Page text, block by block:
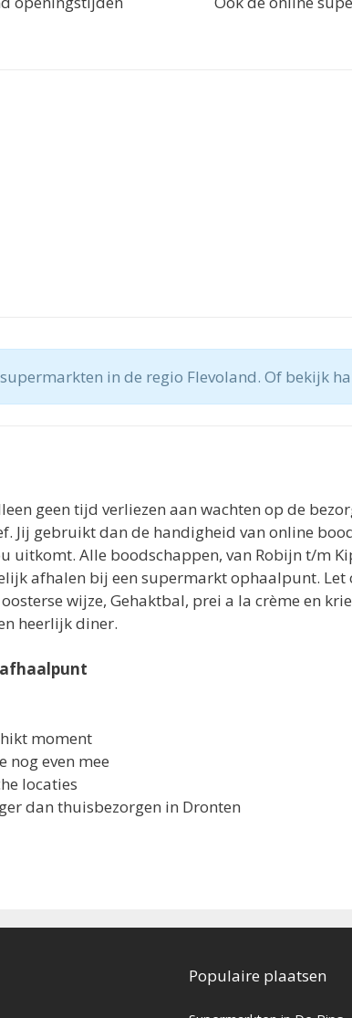
in de regio Flevoland. Of bekijk
geen tijd verliezen aan wachten op de
Jij gebruikt dan de handigheid van online
Alle boodschappen, van Robijn t/m
afhalen bij een supermarkt ophaalpunt. Let
wijze, Gehaktbal, prei a la crème en
heerlijk diner.
afhaalpunt
moment
nog even mee
locaties
dan thuisbezorgen in Dronten
Populaire plaatsen